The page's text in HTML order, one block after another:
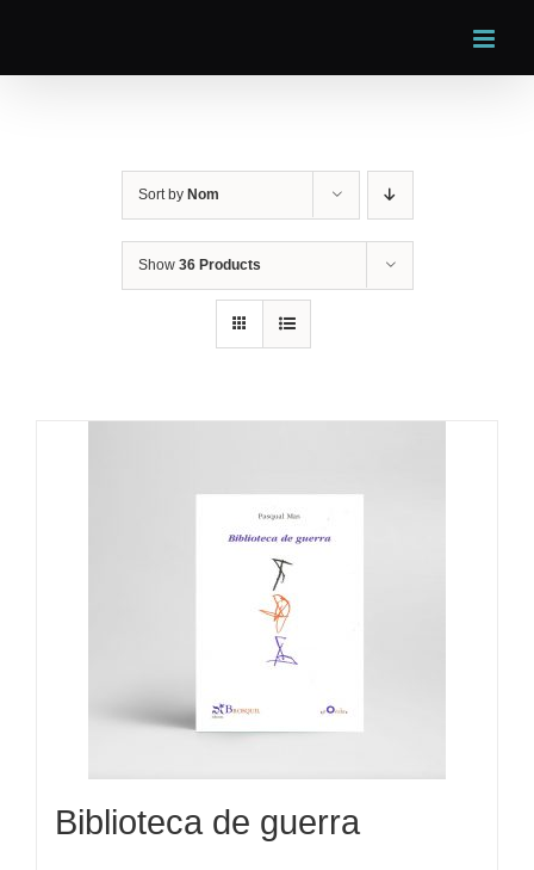
Sort by Nom
Show 36 Products
Biblioteca de guerra